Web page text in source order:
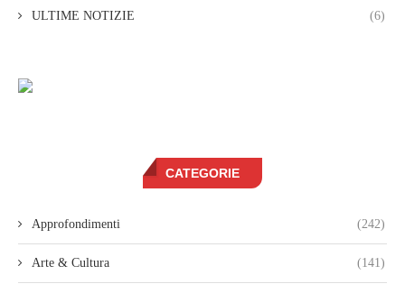
ULTIME NOTIZIE (6)
CATEGORIE
Approfondimenti (242)
Arte & Cultura (141)